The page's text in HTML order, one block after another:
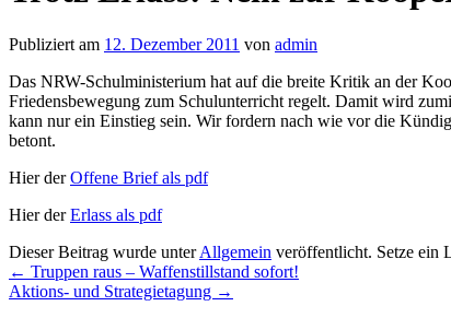
Publiziert am 12. Dezember 2011 von admin
Das NRW-Schulministerium hat auf die breite Kritik an der
Friedensbewegung zum Schulunterricht regelt. Damit wird
kann nur ein Einstieg sein. Wir fordern nach wie vor die
betont.
Hier derOffene Brief als pdf
Hier derErlass als pdf
Dieser Beitrag wurde unterAllgemein veröffentlicht. Setze ein
← Truppen raus – Waffenstillstand sofort!
Aktions- und Strategietagung →